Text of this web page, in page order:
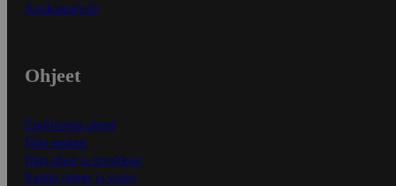
Asiakaspalvelu
Ohjeet
Ensitilaajan ohjeet
Näin maksat
Näin tilaat ja muokkaat
Kaikki ohjeet ja vinkit